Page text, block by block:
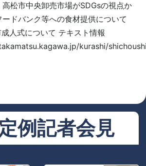
松市中央卸売市場がSDGsの視点か
ドバンク等への食材提供について
人式について テキスト情報
kurashi/
例記者会見